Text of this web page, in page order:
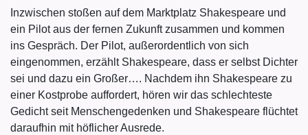
Inzwischen stoßen auf dem Marktplatz Shakespeare und
ein Pilot aus der fernen Zukunft zusammen und kommen
ins Gespräch. Der Pilot, außerordentlich von sich
eingenommen, erzählt Shakespeare, dass er selbst Dichter
sei und dazu ein Großer…. Nachdem ihn Shakespeare zu
einer Kostprobe auffordert, hören wir das schlechteste
Gedicht seit Menschengedenken und Shakespeare flüchtet
daraufhin mit höflicher Ausrede.